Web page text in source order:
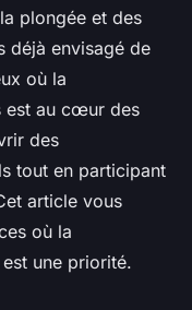
sur la
plongée et des
déjà envisagé de
où la
est au cœur des
des
tout en participant
article vous
où la
une priorité.